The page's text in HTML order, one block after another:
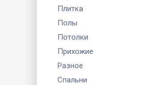
Плитка
Полы
Потолки
Прихожие
Разное
Спальни